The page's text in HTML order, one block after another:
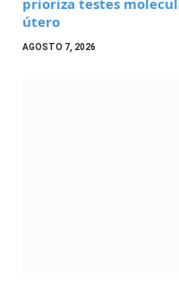
prioriza testes
útero
AGOSTO 7, 2026